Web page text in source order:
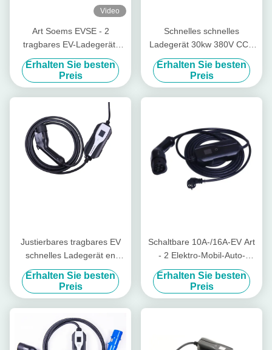
Video
Art Soems EVSE - 2
tragbares EV-Ladegerät-
einphasiges 5 Meter Kabel-
Erhalten Sie besten
Preis
Schnelles schnelles
Ladegerät 30kw 380V CCS
tragbares Ladegerät DCs
Chademo
Erhalten Sie besten
Preis
Justierbares tragbares EV
schnelles Ladegerät en
62752 EV Ladegerät 16A
Erhalten Sie besten
Preis
Schaltbare 10A-/16A-EV Art
- 2 Elektro-Mobil-Auto-
Ladegerät des Ladegerät-
EVSE
Erhalten Sie besten
Preis